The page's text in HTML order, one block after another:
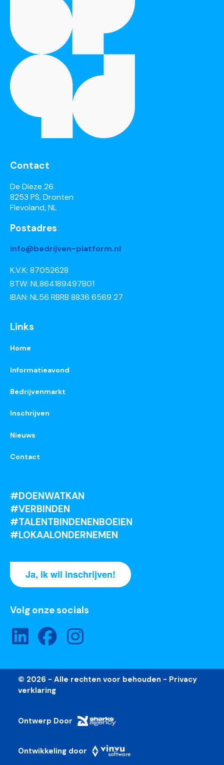
Contact
De Dieze 26
8253 PS, Dronten
Flevoland, NL
Postadres
info@bedrijven-platform.nl
K.V.K: 87052628
BTW: NL864189497B01
IBAN: NL56 RBRB 8836 6569 27
Links
Home
Informatieavond
Bedrijvenmarkt
Inschrijven
Nieuws
Contact
#DOENWATKAN
#VERBINDEN
#TALENTBINDENENBOEIEN
#LOKAALONDERNEMEN
Ja, ik wil inschrijven!
Volg onze socials
© 2026 - Alle rechten voor behouden - Privacy
verklaring
Ontwerp Door
Ontwikkeling door